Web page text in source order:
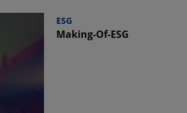
ESG
Making-Of-ESG